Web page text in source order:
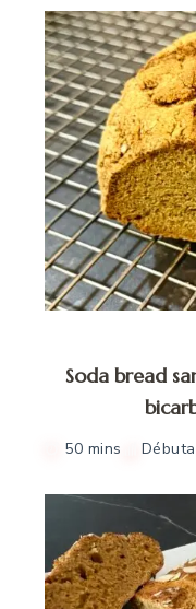
Soda bread
50 mins